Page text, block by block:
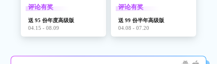
评论有奖
送 95 份年度高级版
04.15 - 08.09
评论有奖
送 99 份半年高级版
04.08 - 07.20